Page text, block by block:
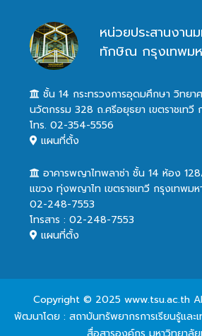
หน่วยประสานงาน
ทักษิณ กรุงเทพม
ชั้น 14 กระทรวงการอุดมศึกษา วิทยา
นวัตกรรม 328 ถ.ศรีอยุธยา เขตราชเทวี
โทร. 02-354-5556
แผนที่ตั้ง
อาคารพญาไทพลาซ่า ชั้น 14 ห้อง
แขวง ทุ่งพญาไท เขตราชเทวี กรุงเทพม
02-248-7553
โทรสาร : 02-248-7553
แผนที่ตั้ง
Copyright © 2025 www.tsu.ac.th
พัฒนาโดย : สถาบันทรัพยากรการเรียนรู้และ